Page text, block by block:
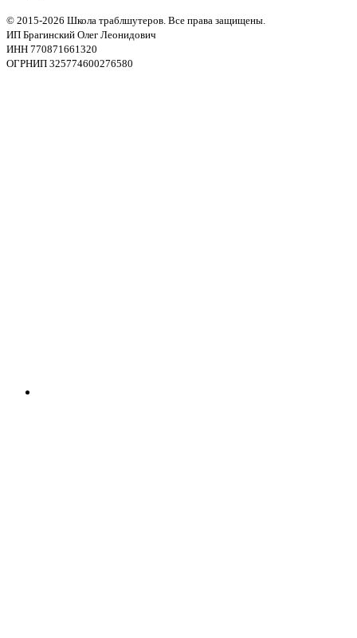
© 2015-2026 Школа траблшутеров. Все права защищены.
ИП Брагинский Олег Леонидович
ИНН 770871661320
ОГРНИП 325774600276580